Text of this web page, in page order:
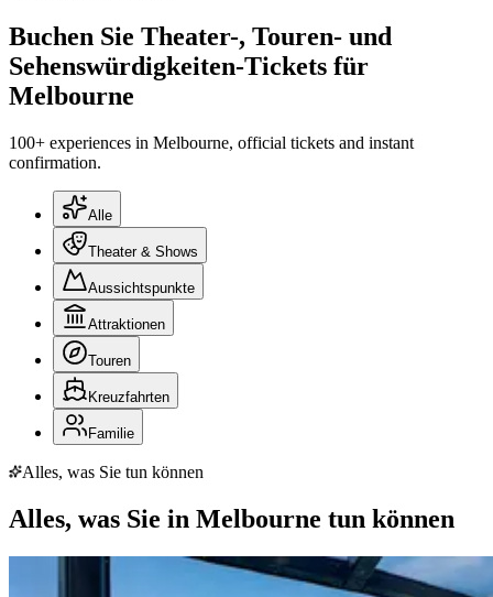
Buchen Sie Theater-, Touren- und
Sehenswürdigkeiten-Tickets für
Melbourne
100+ experiences in Melbourne, official tickets and instant
confirmation.
Alle
Theater & Shows
Aussichtspunkte
Attraktionen
Touren
Kreuzfahrten
Familie
Alles, was Sie tun können
Alles, was Sie in Melbourne tun können